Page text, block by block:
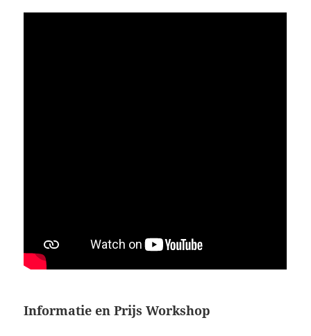
Informatie en Prijs Workshop